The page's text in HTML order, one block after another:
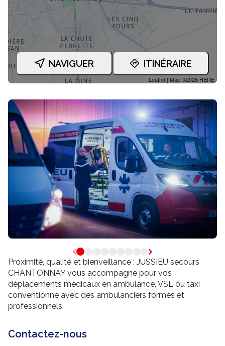
Leaflet | Map ©2026 HERE
NAVIGUER ITINÉRAIRE
Proximité, qualité et bienveillance : JUSSIEU secours
CHANTONNAY vous accompagne pour vos
déplacements médicaux en ambulance, VSL ou taxi
conventionné avec des ambulanciers formés et
professionnels.
Contactez-nous